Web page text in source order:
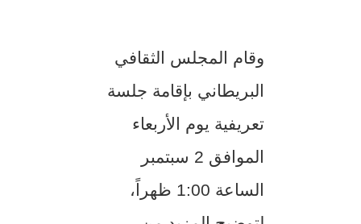
وقام المجلس الثقافي
البريطاني بإقامة جلسة
تعريفية يوم الأربعاء
الموافق 2 سبتمبر
الساعة 1:00 ظهراً،